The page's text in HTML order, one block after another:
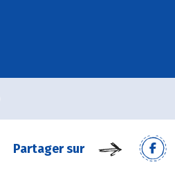
Partager sur